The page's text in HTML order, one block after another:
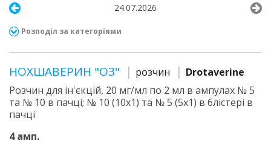
24.07.2026
Розподіл за категоріями
НОХШАВЕРИН "ОЗ" розчин
Drotaverine
Розчин для ін'єкцій, 20 мг/мл по 2 мл в ампулах № 5
та № 10 в пачці; № 10 (10х1) та № 5 (5х1) в блістері в
пачці
4 амп.